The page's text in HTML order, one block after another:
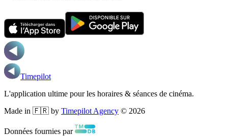
Timepilot
L'application ultime pour les horaires & séances de cinéma.
Made in 🇫🇷 by Timepilot Agency © 2026
Données fournies par